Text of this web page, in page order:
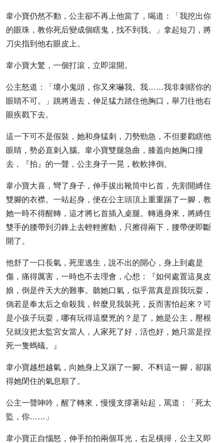
韋小寶仍然不動，公主卻不再上他當了，喝道：「我挖出你
的眼珠，教你死后變成個瞎鬼，找不到我。」拿起短刀，將
刀尖指到他右眼皮上。
韋小寶大驚，一個打滾，立即滾開。
公主怒道：「壞小鬼頭，你又來嚇我。我……我非刺瞎你的
眼睛不可。」跳將過去，伸足猛力踏住他胸口，舉刀往他右
眼疾戳下去。
這一下可不是假裝，她和身猛刺，刀勢勁急，不但要戳瞎他
眼睛，勢必直刺入腦。韋小寶雙腿急曲，膝蓋向她胸口撞
去，『拍』的一聲，公主身子一晃，軟軟摔倒。
韋小寶大喜，彎了身子，伸手拔出靴筒中匕首，先割開縛住
雙腳的衣襟。一站起身，便在公主頭頂上重重踢了一腳，教
她一時不得醒轉，這才將匕首插入桌腿。轉過身來，將縛住
雙手的腰帶到刃鋒上去輕輕擦動，只擦得兩下，腰帶便即斷
開了。
他舒了一口長氣，死里逃生，說不出的開心，身上到處是
傷，痛得厲害，一時也不去理會，心想：『如何處置這臭皮
娘，倒是件天大的難事。聽她口氣，似乎當真是跟我玩耍，
倘若是奉太后之命殺我，幹麼見我裝死，反而害怕起來？可
是小孩子玩耍，哪有玩得這麼兇的？是了，她是公主，壓根
兒就沒把太監宮女當人，人家死了好，活也好，她只當是捏
死一隻螞蟻。』
韋小寶越想越氣，向她身上又踢了一腳。不料這一腳，卻踢
得她閉住的氣息順了。
公主一聲呻吟，醒了轉來，慢慢支撐著站起，罵道：「死太
監，你……」
韋小寶正自惱怒，伸手拍拍兩個耳光，右足橫掃，公主又即